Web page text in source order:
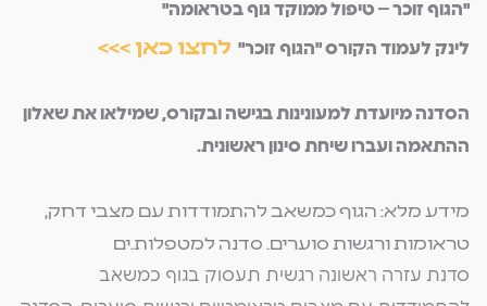
"הגוף זוכר – טיפול ממוקד גוף בטראומה"
לינק לעמוד הקורס "הגוף זוכר" לחצו כאן >>>
הסדנה מיועדת למעונינות בגישה ובקורס, שמילאו את שאלון
ההתאמה ועברו שיחת סינון ראשונית.
מידע מלא: הגוף כמשאב להתמודדות עם מצבי דחק,
טראומות ורגשות סוערים. סדנה למטפלות.ים
סדנת עזרה ראשונה רגשית תעסוק בגוף כמשאב